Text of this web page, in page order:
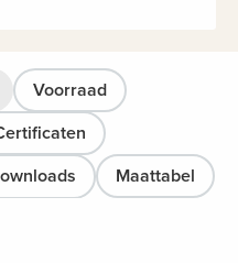
Voorraad
Maattabel